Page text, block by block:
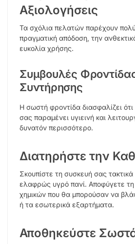
Αξιολογήσεις
Τα σχόλια πελατών παρέχουν
πραγματική απόδοση, την
ευκολία χρήσης.
Συμβουλές
Συντήρησης
Η σωστή φροντίδα διασφαλίζει
σας παραμένει υγιεινή και
δυνατόν περισσότερο.
Διατηρήστε την
Σκουπίστε τη συσκευή σας
ελαφρώς υγρό πανί. Αποφύγετε
χημικών που θα μπορούσαν να
ή τα εσωτερικά εξαρτήματα.
Αποθηκεύστε